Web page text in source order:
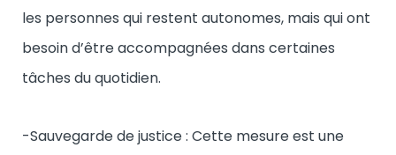
les personnes qui restent autonomes, mais qui ont
besoin d’être accompagnées dans certaines
tâches du quotidien.
-Sauvegarde de justice : Cette mesure est une